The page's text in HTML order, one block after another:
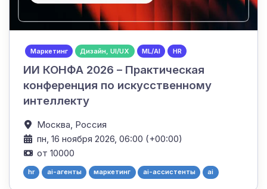
Маркетинг Дизайн, UI/UX ML/AI HR
ИИ КОНФА 2026 – Практическая
конференция по искусственному
интеллекту
Москва, Россия
пн, 16 ноября 2026, 06:00 (+00:00)
от 10000
hr ai-агенты маркетинг ai-ассистенты ai